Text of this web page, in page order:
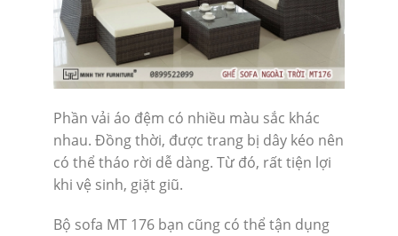
Phần vải áo đệm có nhiều màu sắc khác
nhau. Đồng thời, được trang bị dây kéo nên
có thể tháo rời dễ dàng. Từ đó, rất tiện lợi
khi vệ sinh, giặt giũ.
Bộ sofa MT 176 bạn cũng có thể tận dụng